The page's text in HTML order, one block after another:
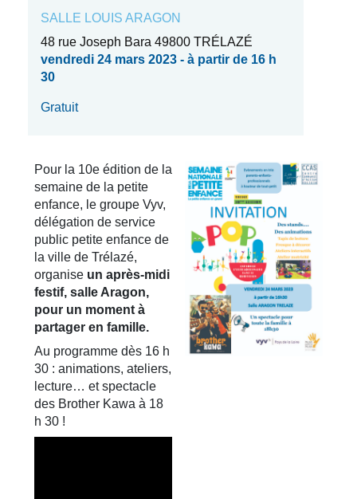
SALLE LOUIS ARAGON
48 rue Joseph Bara 49800 TRÉLAZÉ
vendredi 24 mars 2023 - à partir de 16 h
30
Gratuit
Pour la 10e édition de la
semaine de la petite
enfance, le groupe Vyv,
délégation de service
public petite enfance de
la ville de Trélazé,
organise un après-midi
festif, salle Aragon,
pour un moment à
partager en famille.
Au programme dès 16 h
30 : animations, ateliers,
lecture… et spectacle
des Brother Kawa à 18
h 30 !